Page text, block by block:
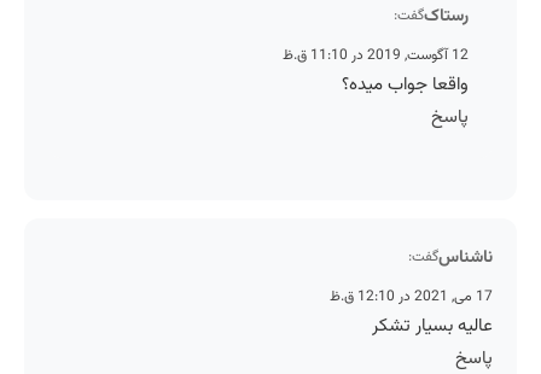
رستاکگفت:
12 آگوست, 2019 در 11:10 ق.ظ
واقعا جواب میده؟
پاسخ
ناشناسگفت:
17 می, 2021 در 12:10 ق.ظ
عالیه بسیار تشکر
پاسخ